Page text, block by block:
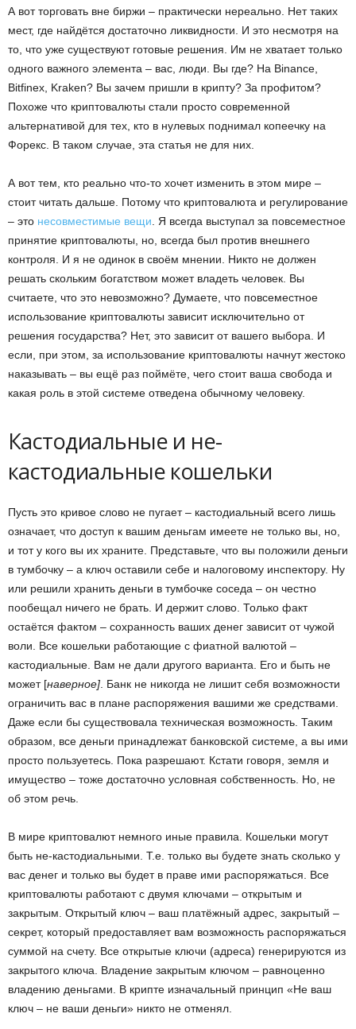
А вот торговать вне биржи – практически нереально. Нет таких
мест, где найдётся достаточно ликвидности. И это несмотря на
то, что уже существуют готовые решения. Им не хватает только
одного важного элемента – вас, люди. Вы где? На Binance,
Bitfinex, Kraken? Вы зачем пришли в крипту? За профитом?
Похоже что криптовалюты стали просто современной
альтернативой для тех, кто в нулевых поднимал копеечку на
Форекс. В таком случае, эта статья не для них.
А вот тем, кто реально что-то хочет изменить в этом мире –
стоит читать дальше. Потому что криптовалюта и регулирование
– это несовместимые вещи . Я всегда выступал за повсеместное
принятие криптовалюты, но, всегда был против внешнего
контроля. И я не одинок в своём мнении. Никто не должен
решать скольким богатством может владеть человек. Вы
считаете, что это невозможно? Думаете, что повсеместное
использование криптовалюты зависит исключительно от
решения государства? Нет, это зависит от вашего выбора. И
если, при этом, за использование криптовалюты начнут жестоко
наказывать – вы ещё раз поймёте, чего стоит ваша свобода и
какая роль в этой системе отведена обычному человеку.
Кастодиальные и не-
кастодиальные кошельки
Пусть это кривое слово не пугает – кастодиальный всего лишь
означает, что доступ к вашим деньгам имеете не только вы, но,
и тот у кого вы их храните. Представьте, что вы положили деньги
в тумбочку – а ключ оставили себе и налоговому инспектору. Ну
или решили хранить деньги в тумбочке соседа – он честно
пообещал ничего не брать. И держит слово. Только факт
остаётся фактом – сохранность ваших денег зависит от чужой
воли. Все кошельки работающие с фиатной валютой –
кастодиальные. Вам не дали другого варианта. Его и быть не
может [наверное] . Банк не никогда не лишит себя возможности
ограничить вас в плане распоряжения вашими же средствами.
Даже если бы существовала техническая возможность. Таким
образом, все деньги принадлежат банковской системе, а вы ими
просто пользуетесь. Пока разрешают. Кстати говоря, земля и
имущество – тоже достаточно условная собственность. Но, не
об этом речь.
В мире криптовалют немного иные правила. Кошельки могут
быть не-кастодиальными. Т.е. только вы будете знать сколько у
вас денег и только вы будет в праве ими распоряжаться. Все
криптовалюты работают с двумя ключами – открытым и
закрытым. Открытый ключ – ваш платёжный адрес, закрытый –
секрет, который предоставляет вам возможность распоряжаться
суммой на счету. Все открытые ключи (адреса) генерируются из
закрытого ключа. Владение закрытым ключом – равноценно
владению деньгами. В крипте изначальный принцип «Не ваш
ключ – не ваши деньги» никто не отменял.